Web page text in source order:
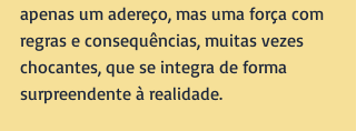
apenas um adereço, mas uma força com
regras e consequências, muitas vezes
chocantes, que se integra de forma
surpreendente à realidade.